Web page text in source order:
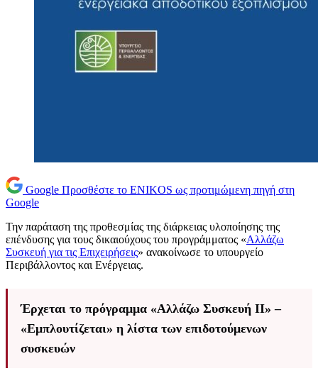
Google Προσθέστε το ENIKOS ως προτιμώμενη πηγή στη
Google
Την παράταση της προθεσμίας της διάρκειας υλοποίησης της
επένδυσης για τους δικαιούχους του προγράμματος «Αλλάζω
Συσκευή για τις Επιχειρήσεις» ανακοίνωσε το υπουργείο
Περιβάλλοντος και Ενέργειας.
Έρχεται το πρόγραμμα «Αλλάζω Συσκευή ΙΙ» –
«Εμπλουτίζεται» η λίστα των επιδοτούμενων
συσκευών